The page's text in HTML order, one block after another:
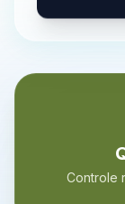
Controle